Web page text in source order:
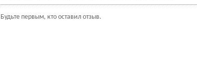
Будьте первым, кто оставил отзыв.